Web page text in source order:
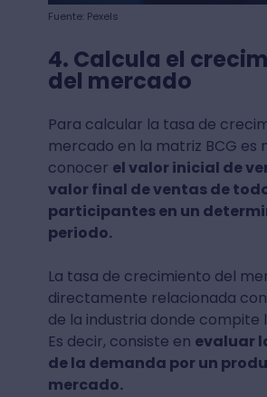
Fuente: Pexels
4. Calcula el
del mercado
Para calcular la tasa de
mercado en la matriz BCG es
conocer el valor inicial de
valor final de ventas de
participantes en un
periodo.
La tasa de crecimiento del
directamente relacionada
de la industria donde compite
Es decir, consiste en evaluar
de la demanda por un
mercado.